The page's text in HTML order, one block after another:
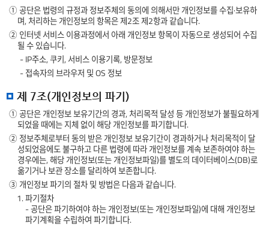
① 공단은 법령의 규정과 정보주체의 동의에 의해서만 개인정보를 수집·보유하
며, 처리하는 개인정보의 항목은 제2조 제2항과 같습니다.
② 인터넷 서비스 이용과정에서 아래 개인정보 항목이 자동으로 생성되어 수집
될 수 있습니다.
- IP주소, 쿠키, 서비스 이용기록, 방문정보
- 접속자의 브라우저 및 OS 정보
제 7조(개인정보의 파기)
① 공단은 개인정보 보유기간의 경과, 처리목적 달성 등 개인정보가 불필요하게
되었을 때에는 지체 없이 해당 개인정보를 파기합니다.
② 정보주체로부터 동의 받은 개인정보 보유기간이 경과하거나 처리목적이 달
성되었음에도 불구하고 다른 법령에 따라 개인정보를 계속 보존하여야 하는
경우에는, 해당 개인정보(또는 개인정보파일)를 별도의 데이터베이스(DB)로
옮기거나 보관 장소를 달리하여 보존합니다.
③ 개인정보 파기의 절차 및 방법은 다음과 같습니다.
1. 파기절차
- 공단은 파기하여야 하는 개인정보(또는 개인정보파일)에 대해 개인정보
파기계획을 수립하여 파기합니다.